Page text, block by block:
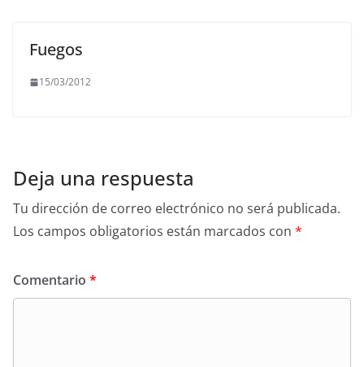
Fuegos
15/03/2012
Deja una respuesta
Tu dirección de correo electrónico no será publicada.
Los campos obligatorios están marcados con *
Comentario *